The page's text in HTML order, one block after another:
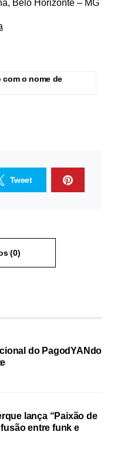
Belo Horizonte – MG
com o nome de
Tweet
(0)
do PagodYANdo
lança “Paixão de
entre funk e